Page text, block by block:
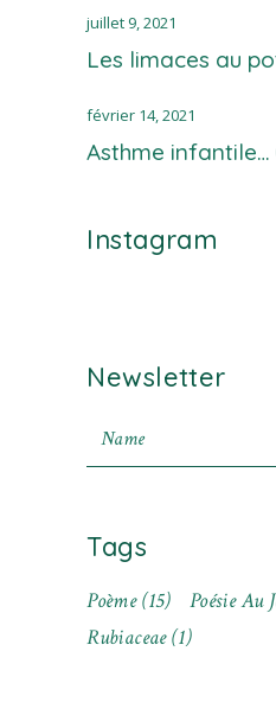
Les limaces au
juillet 9, 2021
Asthme infantile…
février 14, 2021
Instagram
Newsletter
Tags
Poème(15) Poésie Au
Rubiaceae(1)